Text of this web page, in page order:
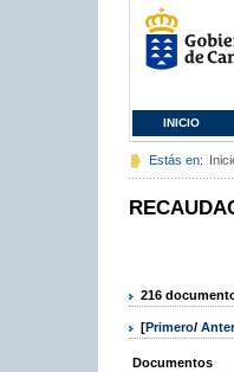
INICIO
Estás en:
216
[Primero/
Documentos